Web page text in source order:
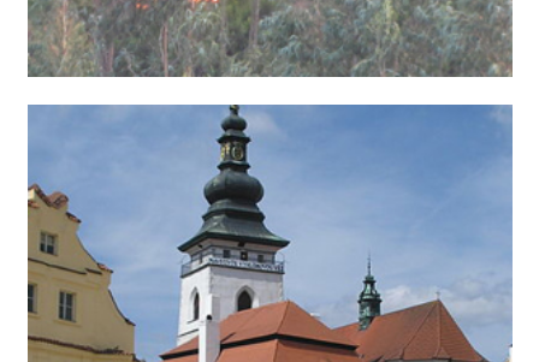
اخبار ساده انگلیسی به همراه صدا و ترجمه فارسی